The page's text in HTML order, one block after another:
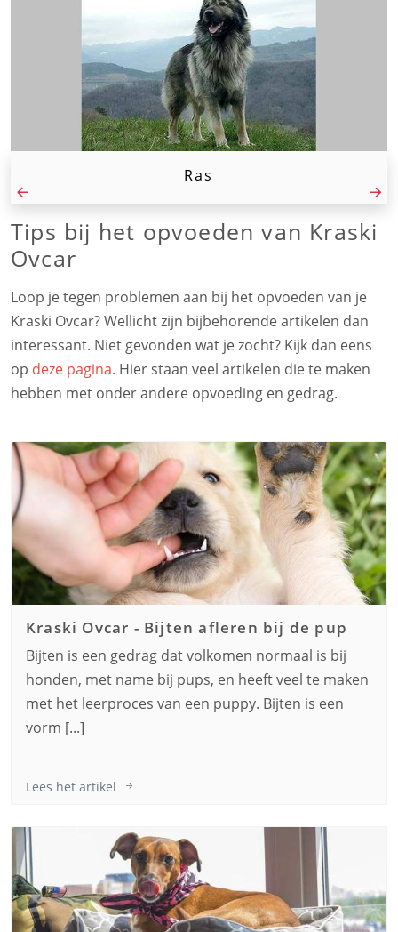
Ras
Tips bij het opvoeden van Kraski
Ovcar
Loop je tegen problemen aan bij het opvoeden van je
Kraski Ovcar? Wellicht zijn bijbehorende artikelen dan
interessant. Niet gevonden wat je zocht? Kijk dan eens
op deze pagina. Hier staan veel artikelen die te maken
hebben met onder andere opvoeding en gedrag.
Kraski Ovcar - Bijten afleren bij de pup
Bijten is een gedrag dat volkomen normaal is bij
honden, met name bij pups, en heeft veel te maken
met het leerproces van een puppy. Bijten is een
vorm [...]
Lees het artikel